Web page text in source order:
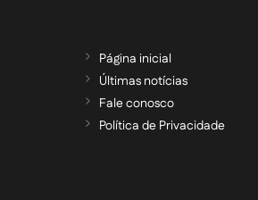
Página inicial
Últimas notícias
Fale conosco
Política de Privacidade